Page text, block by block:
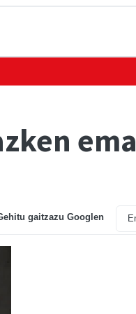
gaitzazu Googlen